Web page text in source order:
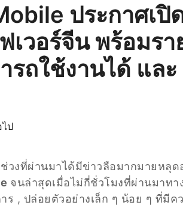
ประกาศเปิ
เวอร์จีน พร้อมร
รถใช้งานได้ แล
ป
ช่วงที่ผ่านมาได้มีข่าวลือมากมายหลุ
จนล่าสุดเมื่อไม่กี่ชั่วโมงที่ผ่านมาทา
ร , ปล่อยตัวอย่างเล็ก ๆ น้อย ๆ ที่มีค